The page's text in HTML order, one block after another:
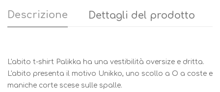
Descrizione Dettagli del prodotto
L'abito t-shirt Palikka ha una vestibilità oversize e dritta.
L'abito presenta il motivo Unikko, uno scollo a O a coste e
maniche corte scese sulle spalle.